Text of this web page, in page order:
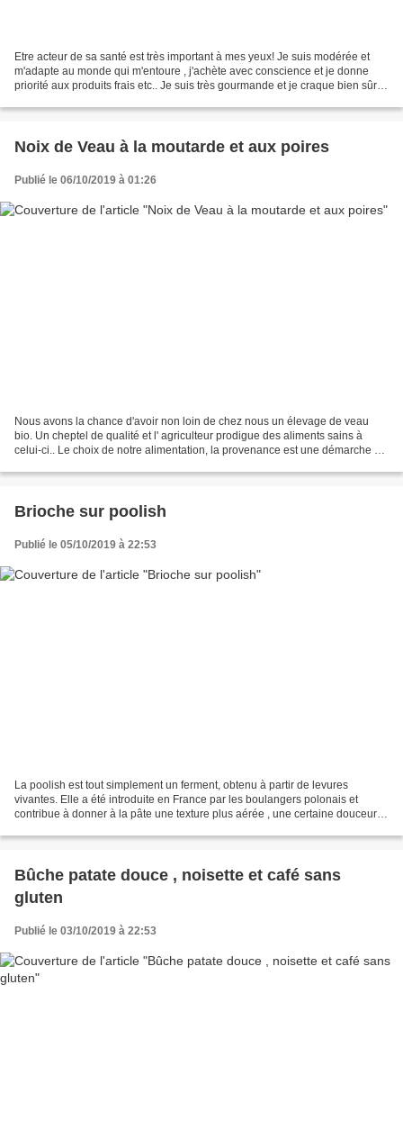
Etre acteur de sa santé est très important à mes yeux! Je suis modérée et
m'adapte au monde qui m'entoure , j'achète avec conscience et je donne
priorité aux produits frais etc.. Je suis très gourmande et je craque bien sûr
Noix de Veau à la moutarde et aux poires
Publié le 06/10/2019 à 01:26
Nous avons la chance d'avoir non loin de chez nous un élevage de veau
bio. Un cheptel de qualité et l' agriculteur prodigue des aliments sains à
celui-ci.. Le choix de notre alimentation, la provenance est une démarche à
Brioche sur poolish
Publié le 05/10/2019 à 22:53
La poolish est tout simplement un ferment, obtenu à partir de levures
vivantes. Elle a été introduite en France par les boulangers polonais et
contribue à donner à la pâte une texture plus aérée , une certaine douceur .
Bûche patate douce , noisette et café sans
gluten
Publié le 03/10/2019 à 22:53